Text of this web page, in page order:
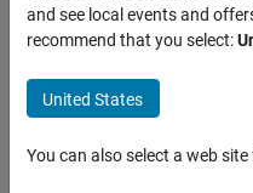
xmlフ
ァイル
のタグ
要素の
抽出
and see local events and
recommend that you select:
United States
You can also select a web